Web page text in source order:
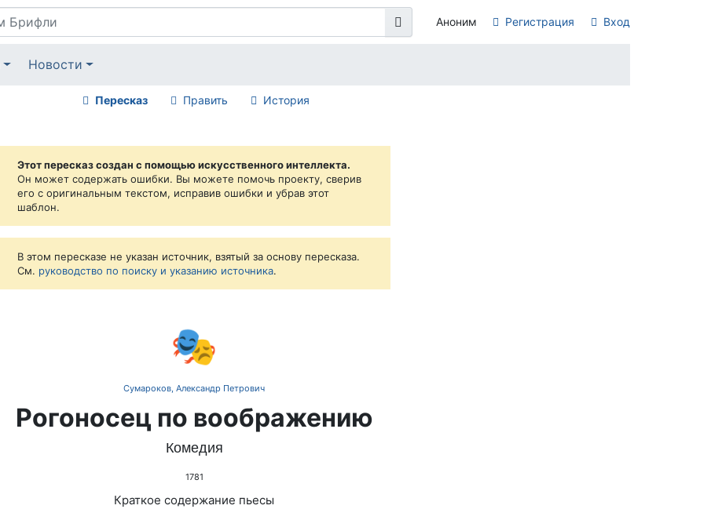
Аноним Регистрация Вход
Новости
Пересказ Править История
Этот пересказ создан с помощью искусственного интеллекта.
Он может содержать ошибки. Вы можете помочь проекту, сверив
его с оригинальным текстом, исправив ошибки и убрав этот
шаблон.
В этом пересказе не указан источник, взятый за основу пересказа.
См. руководство по поиску и указанию источника.
🎭
Сумароков, Александр Петрович
Рогоносец по воображению
Комедия
1781
Краткое содержание пьесы